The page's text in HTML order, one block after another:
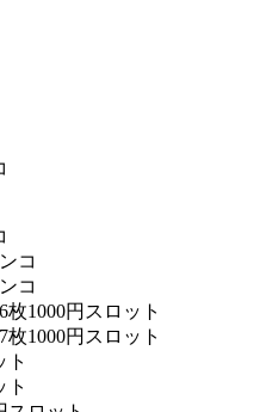
コ
コ
枚1000円スロット
枚1000円スロット
ト
ト